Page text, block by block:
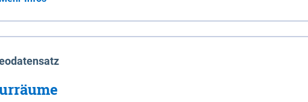
Jahr (Nov. - Okt.) - hsu: Hydrologisches Sommerhalbjahr
- vd: Vegetationsruhe (Okt. - Mär.) Neben den Rasterdaten ist eine
zu den Dateinamen und für eine Darstellung im GIS eine
code gegeben.